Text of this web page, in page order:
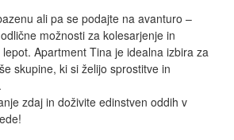
ali pa se podajte na avanturo –
možnosti za kolesarjenje in
Apartment Tina je idealna izbira za
skupine, ki si želijo sprostitve in
zdaj in doživite edinstven oddih v